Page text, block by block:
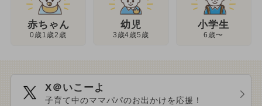
赤ちゃん
0歳1歳2歳
幼児
3歳4歳5歳
小学生
6歳〜
X＠いこーよ
子育て中のママパパのお出かけを応援！